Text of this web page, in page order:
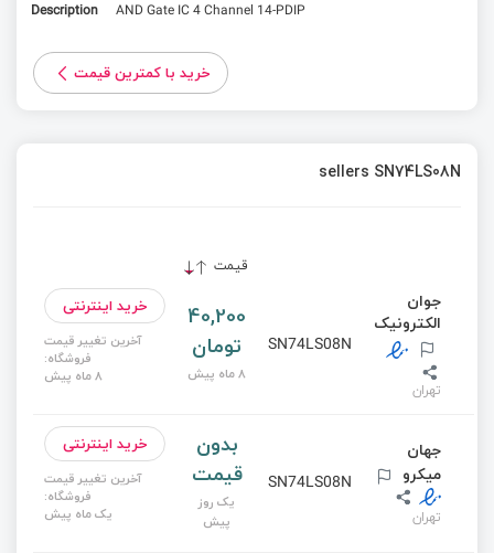
Description AND Gate IC 4 Channel 14-PDIP
خرید با کمترین قیمت
sellers SN74LS08N
قیمت
جوان
الکترونیک
تهران
SN74LS08N
40,200
تومان
8 ماه پیش
خرید اینترنتی
آخرین تغییر قیمت
فروشگاه:
8 ماه پیش
جهان
میکرو
تهران
SN74LS08N
بدون
قیمت
یک روز
پیش
خرید اینترنتی
آخرین تغییر قیمت
فروشگاه:
یک ماه پیش